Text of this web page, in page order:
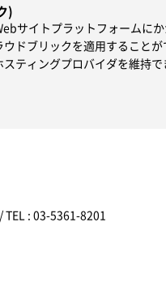
)
サイトプラットフォームに
ドブリックを適用すること
ティングプロバイダを維持
/ TEL : 03-5361-8201